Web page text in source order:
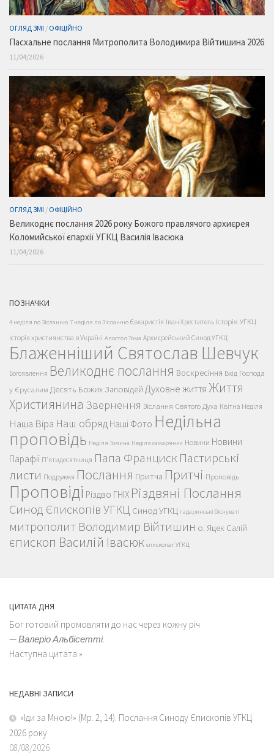
ОГЛЯД ЗМІ / ОФІЦІЙНО
Пасхальне послання Митрополита Володимира Війтишина 2026
11/04/2026
ОГЛЯД ЗМІ / ОФІЦІЙНО
Великоднє послання 2026 року Божого правлячого архиєрея
Коломийської єпархії УГКЦ Василія Івасюка
11/04/2026
ПОЗНАЧКИ
4 неділя по Зісланню 7 неділя по Зісланню Євхаристія Іван Хреститель Історія УГКЦ
Історія християнства в Україні Апостол Тома Архиєрейський Синод УГКЦ
Блаженніший Святослав Шевчук
Богоявлення Великоднє послання Воскресіння Вхід Господа
у Єрусалим Десять Божих Заповідей Духовне життяЖиття
Християнина Звернення Зіслання Святого Духа Квітна Неділя
Наша Віра Наш обряд Наші Фото Недільна
проповідь Неділя Томина Неділя самарянки Новини Новини
Парафії П'ятидесятниця Папа Франциск Пастирські
листи Подружжя Послання Притча Притчі Проповідь
Проповіді Різдво ГНІХ Різдвяні Послання
Синод Єпископів УГКЦ Синод УГКЦ гадаринські біснуваті
митрополит Володимир Війтишин о. Яцек Салій
єпископ Василій Івасюк єпископат УГКЦ
ЦИТАТА ДНЯ
Бог готовий промовляти до нас через кожну річ
—Валеріо Альбісетті.
Наступна цитата »
НЕДАВНІ ЗАПИСИ
«Іди за Мною!» (Мр. 2, 14). Послання Синоду Єпископів УГКЦ
2026 року
08/08/2026